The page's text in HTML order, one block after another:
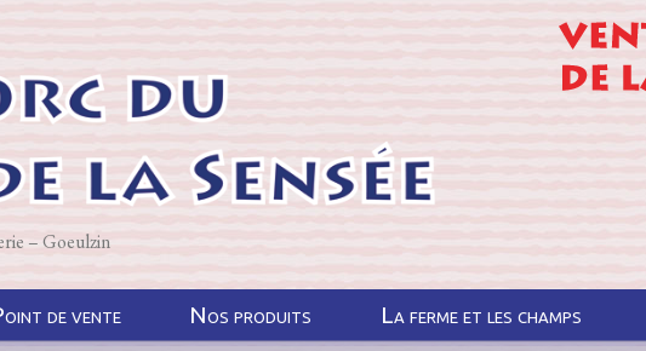
– Goeulzin
de vente Nos produits La ferme et les champs